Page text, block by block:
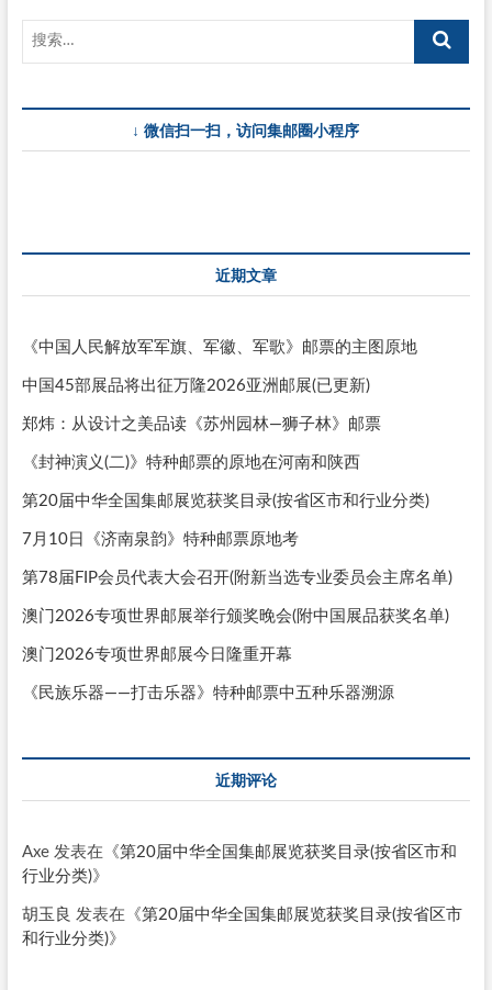
↓ 微信扫一扫，访问集邮圈小程序
近期文章
《中国人民解放军军旗、军徽、军歌》邮票的主图原地
中国45部展品将出征万隆2026亚洲邮展(已更新)
郑炜：从设计之美品读《苏州园林—狮子林》邮票
《封神演义(二)》特种邮票的原地在河南和陕西
第20届中华全国集邮展览获奖目录(按省区市和行业分类)
7月10日《济南泉韵》特种邮票原地考
第78届FIP会员代表大会召开(附新当选专业委员会主席名单)
澳门2026专项世界邮展举行颁奖晚会(附中国展品获奖名单)
澳门2026专项世界邮展今日隆重开幕
《民族乐器——打击乐器》特种邮票中五种乐器溯源
近期评论
Axe发表在《第20届中华全国集邮展览获奖目录(按省区市和
行业分类)》
胡玉良 发表在《第20届中华全国集邮展览获奖目录(按省区市
和行业分类)》